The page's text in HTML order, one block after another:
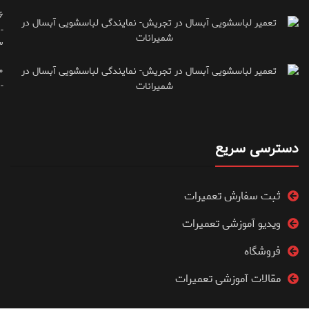
-
-
دسترسی سریع
ثبت سفارش تعمیرات
ویدیو آموزشی تعمیرات
فروشگاه
مقالات آموزشی تعمیرات